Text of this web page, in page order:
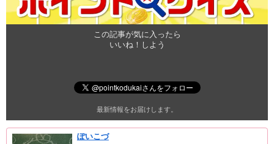
この記事が気に入ったら
いいね！しよう
最新情報をお届けします。
ぽいこづ